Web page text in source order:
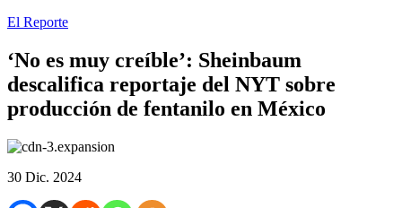
El Reporte
‘No es muy creíble’: Sheinbaum
descalifica reportaje del NYT sobre
producción de fentanilo en México
30 Dic. 2024